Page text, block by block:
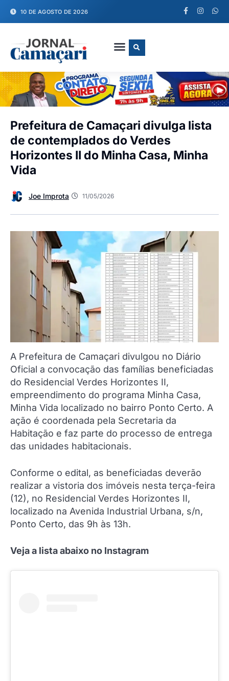
10 DE AGOSTO DE 2026
Prefeitura de Camaçari divulga lista
de contemplados do Verdes
Horizontes II do Minha Casa, Minha
Vida
Joe Improta 11/05/2026
A Prefeitura de Camaçari divulgou no Diário
Oficial a convocação das famílias beneficiadas
do Residencial Verdes Horizontes II,
empreendimento do programa Minha Casa,
Minha Vida localizado no bairro Ponto Certo. A
ação é coordenada pela Secretaria da
Habitação e faz parte do processo de entrega
das unidades habitacionais.
Conforme o edital, as beneficiadas deverão
realizar a vistoria dos imóveis nesta terça-feira
(12), no Residencial Verdes Horizontes II,
localizado na Avenida Industrial Urbana, s/n,
Ponto Certo, das 9h às 13h.
Veja a lista abaixo no Instagram